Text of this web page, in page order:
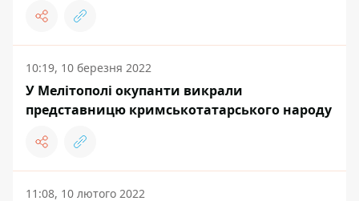
10:19, 10 березня 2022
У Мелітополі окупанти викрали
представницю кримськотатарського народу
11:08, 10 лютого 2022